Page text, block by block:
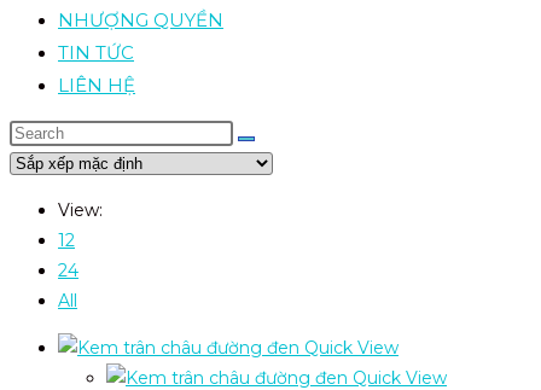
NHƯỢNG QUYỀN
TIN TỨC
LIÊN HỆ
View:
12
24
All
Quick View
Quick View